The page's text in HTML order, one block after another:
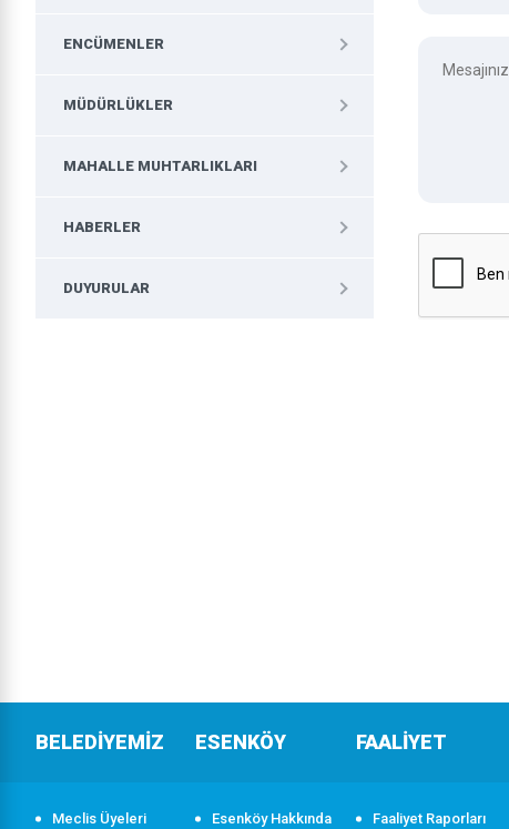
ENCÜMENLER
MÜDÜRLÜKLER
MAHALLE MUHTARLIKLARI
HABERLER
DUYURULAR
BELEDİYEMİZ
Meclis Üyeleri
ESENKÖY
Esenköy Hakkında
FAALİYET
Faaliyet Raporları